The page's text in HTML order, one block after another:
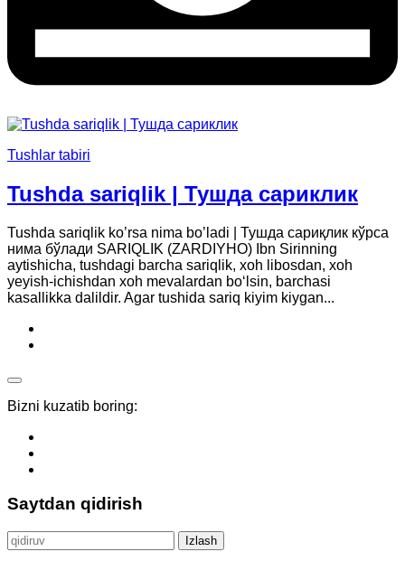
Tushlar tabiri
Tushda sariqlik | Тушда сариклик
Tushda sariqlik ko’rsa nima bo’ladi | Тушда сариқлик кўрса
нима бўлади SARIQLIK (ZARDIYHO) Ibn Sirinning
aytishicha, tushdagi barcha sariqlik, xoh libosdan, xoh
yeyish-ichishdan xoh mevalardan bo‘lsin, barchasi
kasallikka dalildir. Agar tushida sariq kiyim kiygan...
Bizni kuzatib boring:
Saytdan qidirish
Qidirshish: